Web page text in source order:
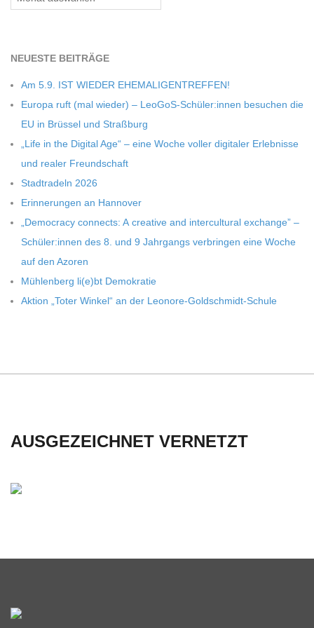
H
M
I
D
T
-
S
H
L
E
NEU­ESTE BEITRÄGE
Am 5.9. IST WIEDER EHEMALIGENTREFFEN!
Europa ruft (mal wie­der) – LeoGoS-Schüler:innen besu­chen die
EU in Brüs­sel und Straßburg
„Life in the Digi­tal Age“ – eine Woche vol­ler digi­ta­ler Erleb­nisse
und rea­ler Freundschaft
Stadt­ra­deln 2026
Erin­ne­run­gen an Hannover
„Demo­cracy con­nects: A crea­tive and inter­cul­tu­ral exch­ange” –
Schüler:innen des 8. und 9 Jahr­gangs ver­brin­gen eine Woche
auf den Azoren
Müh­len­berg li(e)bt Demokratie
Aktion „Toter Win­kel“ an der Leonore-Goldschmidt-Schule
AUSGEZEICHNET VERNETZT